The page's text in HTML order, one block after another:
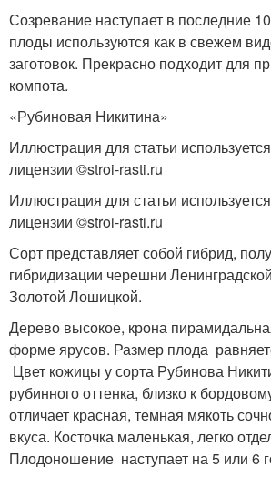
Созревание наступает в последние
плоды используются как в свежем
заготовок. Прекрасно подходит для
компота.
«Рубиновая Никитина»
Иллюстрация для статьи
лицензии ©stroi-rasti.ru
Иллюстрация для статьи
лицензии ©stroi-rasti.ru
Сорт представляет собой гибрид,
гибридизации черешни
Золотой Лошицкой.
Дерево высокое, крона
форме ярусов. Размер плода
Цвет кожицы у сорта Рубинова
рубинного оттенка, близко к
отличает красная, темная мякоть
вкуса. Косточка маленькая, легко
Плодоношение наступает на 5 или 6